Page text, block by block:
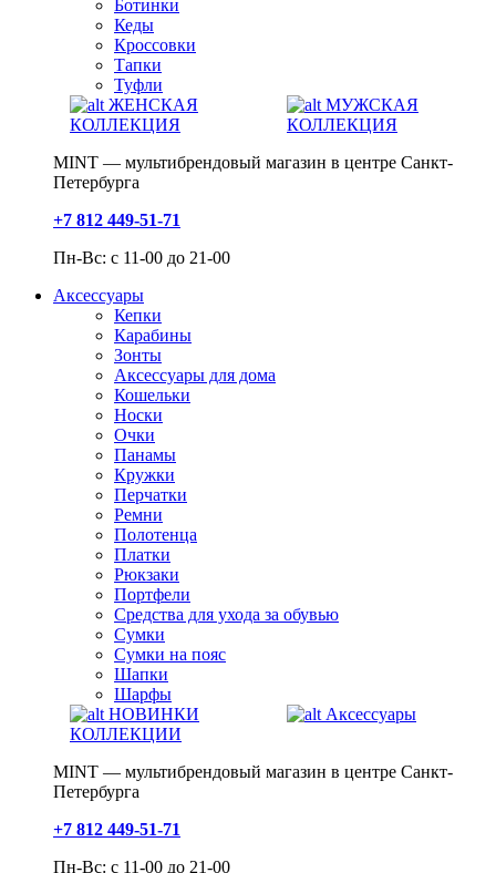
Ботинки
Кеды
Кроссовки
Тапки
Туфли
ЖЕНСКАЯ
КОЛЛЕКЦИЯ
МУЖСКАЯ
КОЛЛЕКЦИЯ
MINT — мультибрендовый магазин в центре Санкт-
Петербурга
+7 812 449-51-71
Пн-Вс: с 11-00 до 21-00
Аксессуары
Кепки
Карабины
Зонты
Аксессуары для дома
Кошельки
Носки
Очки
Панамы
Кружки
Перчатки
Ремни
Полотенца
Платки
Рюкзаки
Портфели
Средства для ухода за обувью
Сумки
Сумки на пояс
Шапки
Шарфы
НОВИНКИ
КОЛЛЕКЦИИ
Аксессуары
MINT — мультибрендовый магазин в центре Санкт-
Петербурга
+7 812 449-51-71
Пн-Вс: с 11-00 до 21-00